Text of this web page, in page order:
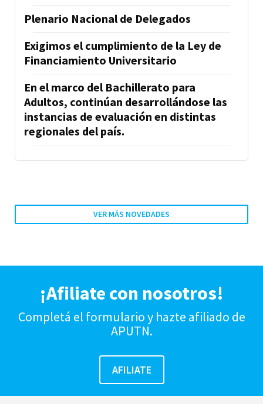
Plenario Nacional de Delegados
Exigimos el cumplimiento de la Ley de
Financiamiento Universitario
En el marco del Bachillerato para
Adultos, continúan desarrollándose las
instancias de evaluación en distintas
regionales del país.
VER MÁS NOVEDADES
¡Afiliate con nosotros!
Completá el formulario y hazte afiliado de
APUTN.